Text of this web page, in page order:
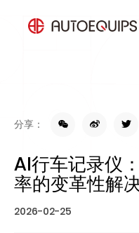
分享：
AI行车记录仪
率的变革性解
2026-02-25